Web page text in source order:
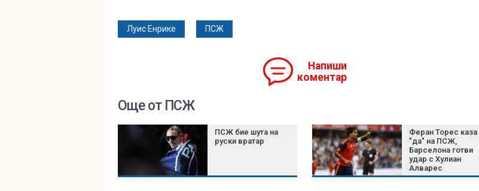
Луис Енрике ПСЖ
Напиши
коментар
Още от ПСЖ
ПСЖ бие шута на
руски вратар
Феран Торес каза
"да" на ПСЖ,
Барселона готви
удар с Хулиан
Алварес
От любов към
историята до
професия: Пътят на
антикваря Мартин